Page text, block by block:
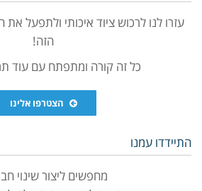
עזרו לנו לרכוש ציוד איכותי ולתפעל
הזה!
כל זה קורה ומתפתח עם עוד
הצטרפו אלינו
התיידדו עמנו
מחפשים ליצור שינוי